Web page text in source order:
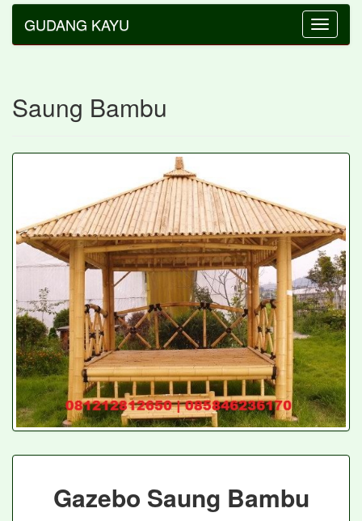
Toggle
GUDANG KAYU
Saung Bambu
Gazebo Saung Bambu